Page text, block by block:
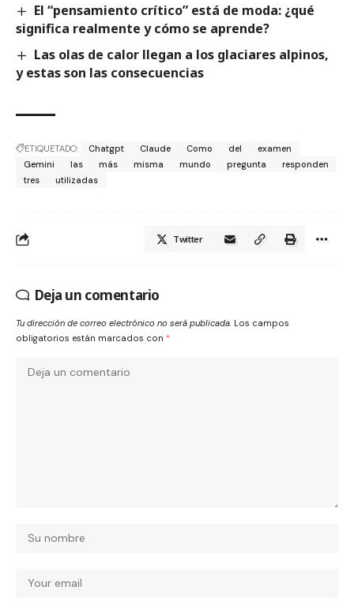
El “pensamiento crítico” está de moda: ¿qué
significa realmente y cómo se aprende?
Las olas de calor llegan a los glaciares alpinos,
y estas son las consecuencias
ETIQUETADO: Chatgpt Claude Como del
examen
Gemini
las más misma mundo pregunta
responden
tres
utilizadas
Twitter
Deja un comentario
Tu dirección de correo electrónico no será publicada. Los campos
obligatorios están marcados con *